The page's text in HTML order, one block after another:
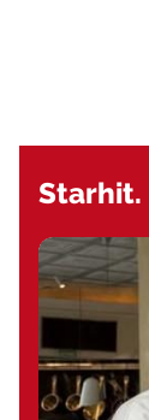
Starhit.